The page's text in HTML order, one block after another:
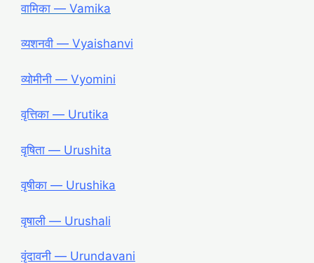
वामिका ― Vamika
व्यशनवी ― Vyaishanvi
व्योमीनी ― Vyomini
वृत्तिका ― Urutika
वृषिता ― Urushita
वृषीका ― Urushika
वृषाली ― Urushali
वृंदावनी ― Urundavani